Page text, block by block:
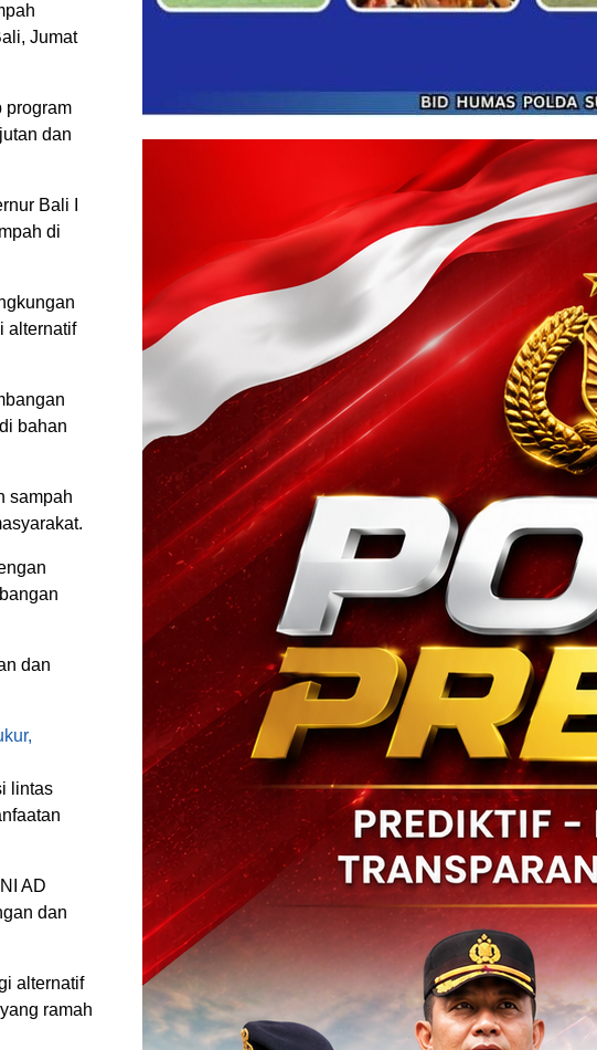
Jumat
program
dan
Bali I
di
alternatif
bahan
sampah
dan
lintas
AD
dan
alternatif
ramah